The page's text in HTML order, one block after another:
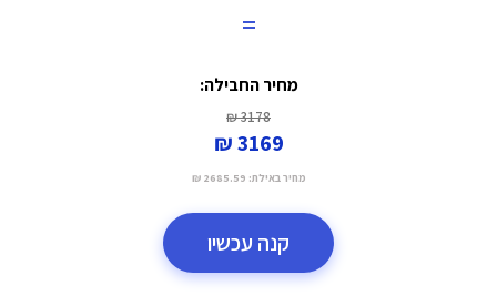
=
מחיר החבילה:
3178 ₪
3169 ₪
מחיר באילת: 2685.59 ₪
קנה עכשיו